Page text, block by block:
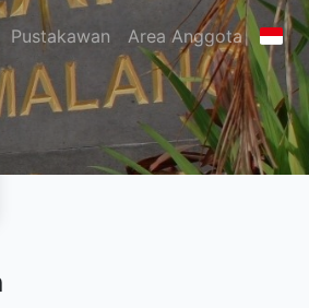
Pustakawan Area Anggota